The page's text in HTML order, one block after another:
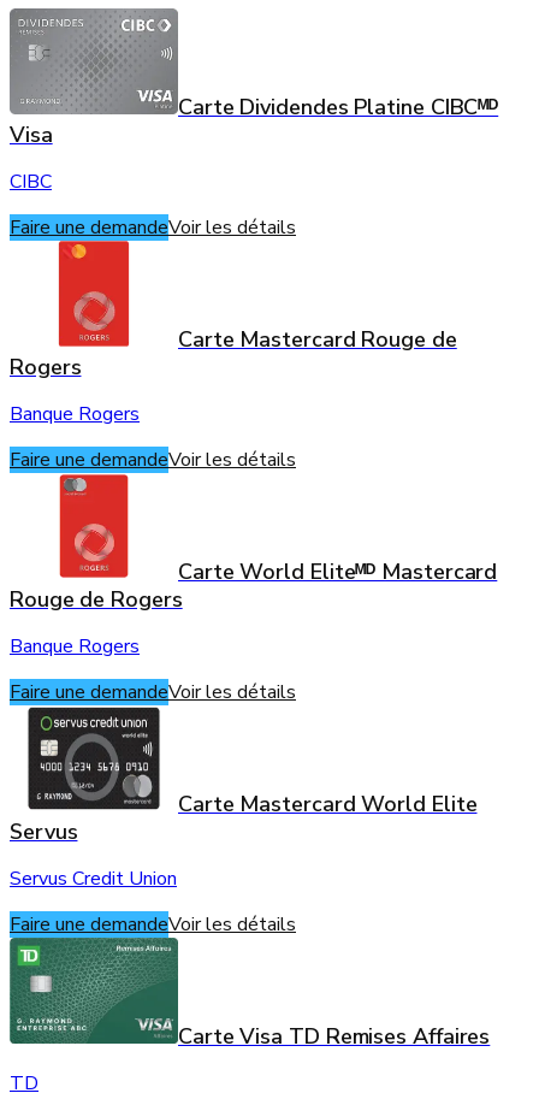
Carte Dividendes Platine CIBCᴹᴰ
Visa
CIBC
Faire une demandeVoir les détails
Carte Mastercard Rouge de
Rogers
Banque Rogers
Faire une demandeVoir les détails
Carte World Eliteᴹᴰ Mastercard
Rouge de Rogers
Banque Rogers
Faire une demandeVoir les détails
Carte Mastercard World Elite
Servus
Servus Credit Union
Faire une demandeVoir les détails
Carte Visa TD Remises Affaires
TD